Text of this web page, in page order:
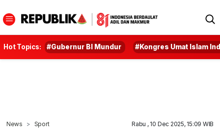
Hot Topics: #Gubernur BI Mundur #Kongres Umat Islam
News Sport Rabu , 10 Dec 2025, 15:09 WIB